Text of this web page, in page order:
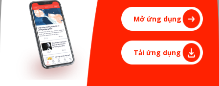
nghiệp tại Sun* Nhật Bản, tạo nên một sức mạnh
cộng hưởng giúp Sun* vượt qua mọi rào cản về
ngưỡng doanh thu và quy mô mà AWS yêu cầu.
Xem thêm:
Những dấu ấn Awesome của Sun* từ nửa cuối
tháng 12/2025 đến đầu tháng 1 năm nay
Mở ứng dụng
Tải ứng dụng